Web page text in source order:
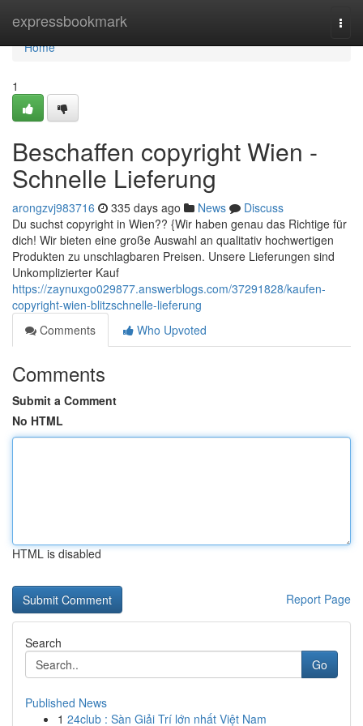
expressbookmark
Home
Home
1
Beschaffen copyright Wien -
Schnelle Lieferung
arongzvj983716 335 days ago News
Discuss
Du suchst copyright in Wien?? {Wir haben genau das Richtige für
dich! Wir bieten eine große Auswahl an qualitativ hochwertigen
Produkten zu unschlagbaren Preisen. Unsere Lieferungen sind
Unkomplizierter Kauf
https://zaynuxgo029877.answerblogs.com/37291828/kaufen-
copyright-wien-blitzschnelle-lieferung
Comments
Who Upvoted
Comments
Submit a Comment
No HTML
HTML is disabled
Report Page
Search
Go
Published News
1 24club : Sàn Giải Trí lớn nhất Việt Nam